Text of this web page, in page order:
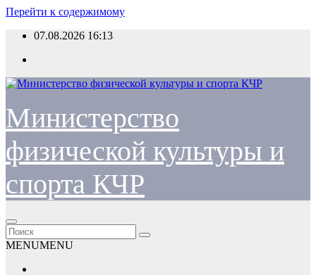
Перейти к содержимому
07.08.2026 16:13
Министерство
физической культуры и
спорта КЧР
MENUMENU